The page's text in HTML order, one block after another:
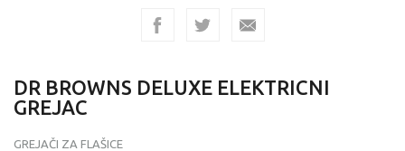
DR BROWNS DELUXE ELEKTRICNI
GREJAC
GREJAČI ZA FLAŠICE